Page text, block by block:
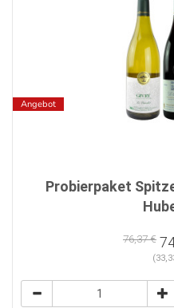
Angebot
Probierpaket
76,37 €